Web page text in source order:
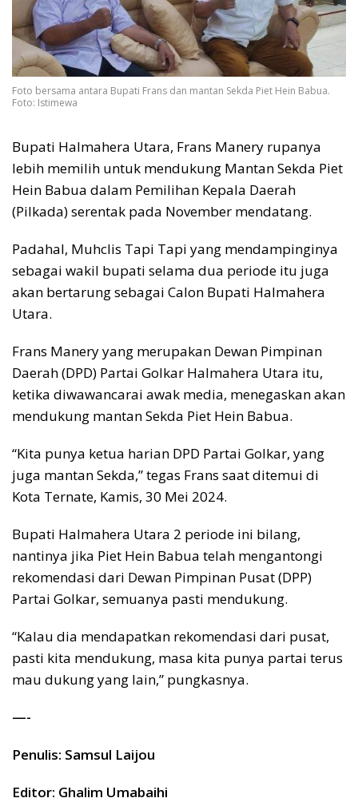
Foto bersama antara Bupati Frans dan mantan Sekda Piet Hein Babua.
Foto: Istimewa
Bupati Halmahera Utara, Frans Manery rupanya
lebih memilih untuk mendukung Mantan Sekda Piet
Hein Babua dalam Pemilihan Kepala Daerah
(Pilkada) serentak pada November mendatang.
Padahal, Muhclis Tapi Tapi yang mendampinginya
sebagai wakil bupati selama dua periode itu juga
akan bertarung sebagai Calon Bupati Halmahera
Utara.
Frans Manery yang merupakan Dewan Pimpinan
Daerah (DPD) Partai Golkar Halmahera Utara itu,
ketika diwawancarai awak media, menegaskan akan
mendukung mantan Sekda Piet Hein Babua.
“Kita punya ketua harian DPD Partai Golkar, yang
juga mantan Sekda,” tegas Frans saat ditemui di
Kota Ternate, Kamis, 30 Mei 2024.
Bupati Halmahera Utara 2 periode ini bilang,
nantinya jika Piet Hein Babua telah mengantongi
rekomendasi dari Dewan Pimpinan Pusat (DPP)
Partai Golkar, semuanya pasti mendukung.
“Kalau dia mendapatkan rekomendasi dari pusat,
pasti kita mendukung, masa kita punya partai terus
mau dukung yang lain,” pungkasnya.
—-
Penulis: Samsul Laijou
Editor: Ghalim Umabaihi